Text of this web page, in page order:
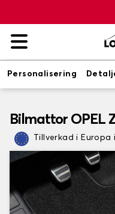
Personalisering
Bilmattor OPEL
Tillverkad i